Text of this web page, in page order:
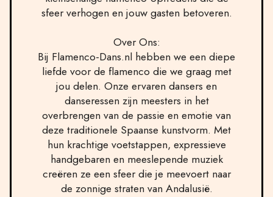
sfeer verhogen en jouw gasten betoveren.
Over Ons:
Bij Flamenco-Dans.nl hebben we een diepe
liefde voor de flamenco die we graag met
jou delen. Onze ervaren dansers en
danseressen zijn meesters in het
overbrengen van de passie en emotie van
deze traditionele Spaanse kunstvorm. Met
hun krachtige voetstappen, expressieve
handgebaren en meeslepende muziek
creëren ze een sfeer die je meevoert naar
de zonnige straten van Andalusië.